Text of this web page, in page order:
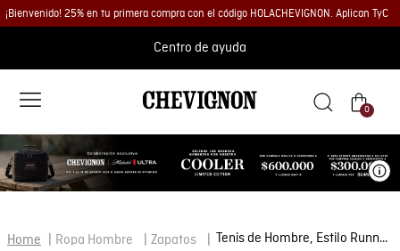
¡Bienvenido! 25% en tu primera compra con el código HOLACHEVIGNON. Aplican TyC
Centro de ayuda
0
Ropa Hombre Zapatos Tenis de Hombre, Estilo Runner - Cuero Gamuzado y Material Textil